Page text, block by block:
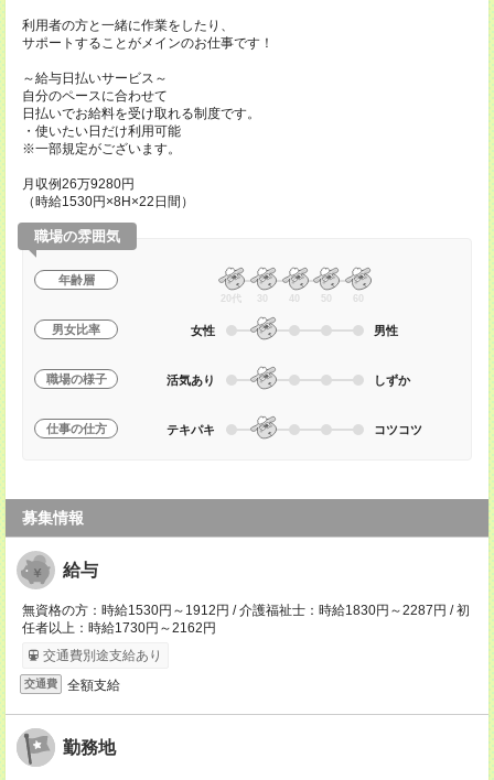
利用者の方と一緒に作業をしたり、
サポートすることがメインのお仕事です！
～給与日払いサービス～
自分のペースに合わせて
日払いでお給料を受け取れる制度です。
・使いたい日だけ利用可能
※一部規定がございます。
月収例26万9280円
（時給1530円×8H×22日間）
職場の雰囲気
年齢層
20代 30 40 50 60
男女比率 女性 男性
職場の様子 活気あり しずか
仕事の仕方 テキパキ コツコツ
募集情報
給与
無資格の方：時給1530円～1912円 / 介護福祉士：時給1830円～2287円 / 初
任者以上：時給1730円～2162円
交通費別途支給あり
交通費 全額支給
勤務地